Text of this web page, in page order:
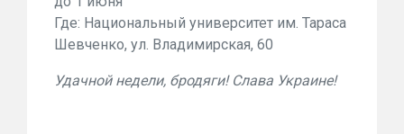
Где: Национальный университет им. Тараса
Шевченко, ул. Владимирская, 60
Удачной недели, бродяги! Слава Украине!